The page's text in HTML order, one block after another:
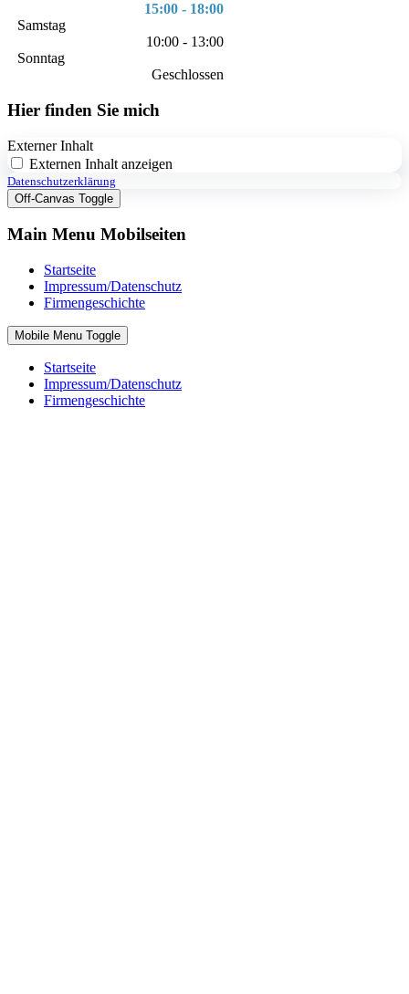
15:00 - 18:00
Samstag
10:00 - 13:00
Sonntag
Geschlossen
Hier finden Sie mich
Externer Inhalt
Externen Inhalt anzeigen
Datenschutzerklärung
Off-Canvas Toggle
Main Menu Mobilseiten
Startseite
Impressum/Datenschutz
Firmengeschichte
Mobile Menu Toggle
Startseite
Impressum/Datenschutz
Firmengeschichte